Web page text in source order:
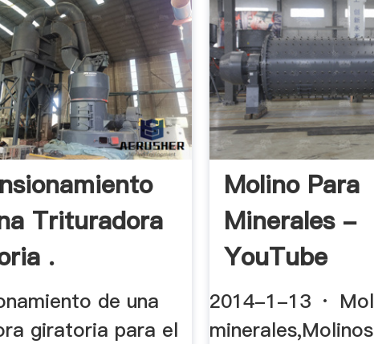
Trituradora
.
de una
giratoria para el
Molino Para
Minerales -
YouTube
2014-1-13 ·